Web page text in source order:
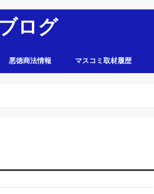
ログ
悪徳商法情報 マスコミ取材履歴